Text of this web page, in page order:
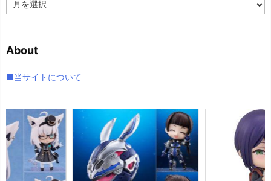
ー
ブ
About
■当サイトについて